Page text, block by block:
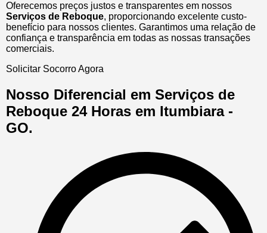
Oferecemos preços justos e transparentes em nossos
Serviços de Reboque, proporcionando excelente custo-
benefício para nossos clientes. Garantimos uma relação de
confiança e transparência em todas as nossas transações
comerciais.
Solicitar Socorro Agora
Nosso Diferencial em Serviços de
Reboque 24 Horas em Itumbiara -
GO.